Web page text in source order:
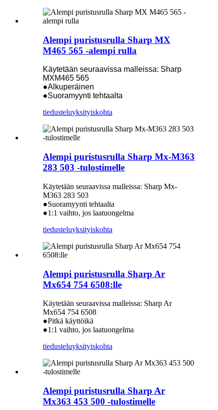
Alempi puristusrulla Sharp MX
M465 565 -alempi rulla
Käytetään seuraavissa malleissa: Sharp
MXM465 565
●Alkuperäinen
●Suoramyynti tehtaalta
tiedusteluyksityiskohta
Alempi puristusrulla Sharp Mx-M363
283 503 -tulostimelle
Käytetään seuraavissa malleissa: Sharp Mx-
M363 283 503
●Suoramyynti tehtaalta
●1:1 vaihto, jos laatuongelma
tiedusteluyksityiskohta
Alempi puristusrulla Sharp Ar
Mx654 754 6508:lle
Käytetään seuraavissa malleissa: Sharp Ar
Mx654 754 6508
●Pitkä käyttöikä
●1:1 vaihto, jos laatuongelma
tiedusteluyksityiskohta
Alempi puristusrulla Sharp Ar
Mx363 453 500 -tulostimelle